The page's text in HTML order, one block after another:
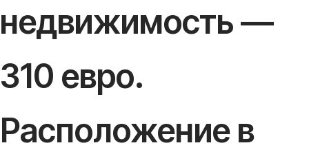
недвижимость —
310 евро.
Расположение в